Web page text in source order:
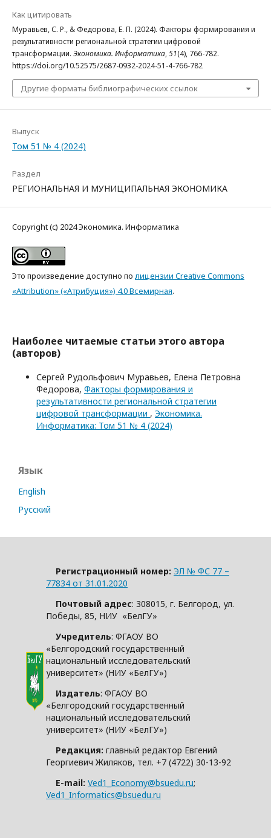
Как цитировать
Муравьев, С. Р., & Федорова, Е. П. (2024). Факторы формирования и
результативности региональной стратегии цифровой
трансформации. Экономика. Информатика,51(4), 766-782.
https://doi.org/10.52575/2687-0932-2024-51-4-766-782
Другие форматы библиографических ссылок
Выпуск
Том 51 № 4 (2024)
Раздел
РЕГИОНАЛЬНАЯ И МУНИЦИПАЛЬНАЯ ЭКОНОМИКА
Copyright (c) 2024 Экономика. Информатика
Это произведение доступно по лицензии Creative Commons
«Attribution» («Атрибуция») 4.0 Всемирная.
Наиболее читаемые статьи этого автора
(авторов)
Сергей Рудольфович Муравьев, Елена Петровна
Федорова, Факторы формирования и
результативности региональной стратегии
цифровой трансформации , Экономика.
Информатика: Том 51 № 4 (2024)
Язык
English
Русский
Регистрационный номер: ЭЛ № ФС 77 –
77834 от 31.01.2020
Почтовый адрес: 308015, г. Белгород, ул.
Победы, 85, НИУ «БелГУ»
Учредитель: ФГАОУ ВО
«Белгородский государственный
национальный исследовательский
университет» (НИУ «БелГУ»)
Издатель: ФГАОУ ВО
«Белгородский государственный
национальный исследовательский
университет» (НИУ «БелГУ»)
Редакция: главный редактор Евгений
Георгиевич Жиляков, тел. +7 (4722) 30-13-92
E-mail: Ved1_Economy@bsuedu.ru;
Ved1_Informatics@bsuedu.ru